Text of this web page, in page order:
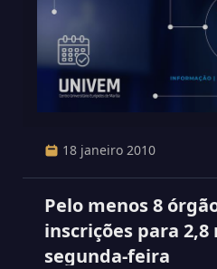
18 janeiro 2010
Pelo menos 8
inscrições para 2,8
segunda-feira